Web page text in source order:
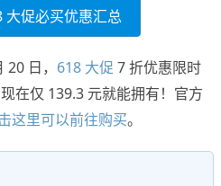
大促必买优惠汇总
日， 618 大促 7 折优惠限时
在仅 139.3 元就能拥有！官方
这里可以前往购买。